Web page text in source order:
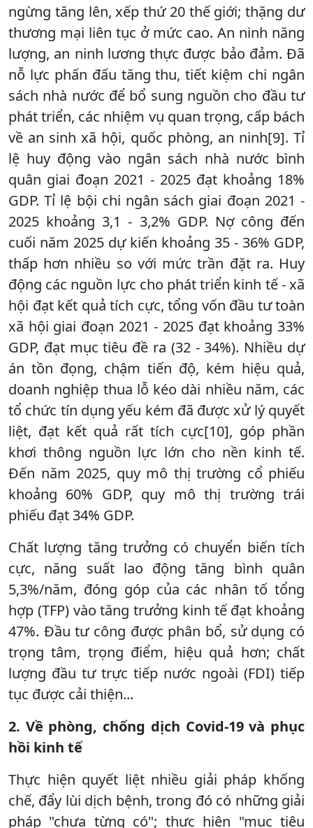
ngừng tăng lên, xếp thứ 20 thế giới; thặng dư
thương mại liên tục ở mức cao. An ninh năng
lượng, an ninh lương thực được bảo đảm. Đã
nỗ lực phấn đấu tăng thu, tiết kiệm chi ngân
sách nhà nước để bổ sung nguồn cho đầu tư
phát triển, các nhiệm vụ quan trọng, cấp bách
về an sinh xã hội, quốc phòng, an ninh[9]. Tỉ
lệ huy động vào ngân sách nhà nước bình
quân giai đoạn 2021 - 2025 đạt khoảng 18%
GDP. Tỉ lệ bội chi ngân sách giai đoạn 2021 -
2025 khoảng 3,1 - 3,2% GDP. Nợ công đến
cuối năm 2025 dự kiến khoảng 35 - 36% GDP,
thấp hơn nhiều so với mức trần đặt ra. Huy
động các nguồn lực cho phát triển kinh tế - xã
hội đạt kết quả tích cực, tổng vốn đầu tư toàn
xã hội giai đoạn 2021 - 2025 đạt khoảng 33%
GDP, đạt mục tiêu đề ra (32 - 34%). Nhiều dự
án tồn đọng, chậm tiến độ, kém hiệu quả,
doanh nghiệp thua lỗ kéo dài nhiều năm, các
tổ chức tín dụng yếu kém đã được xử lý quyết
liệt, đạt kết quả rất tích cực[10], góp phần
khơi thông nguồn lực lớn cho nền kinh tế.
Đến năm 2025, quy mô thị trường cổ phiếu
khoảng 60% GDP, quy mô thị trường trái
phiếu đạt 34% GDP.
Chất lượng tăng trưởng có chuyển biến tích
cực, năng suất lao động tăng bình quân
5,3%/năm, đóng góp của các nhân tố tổng
hợp (TFP) vào tăng trưởng kinh tế đạt khoảng
47%. Đầu tư công được phân bổ, sử dụng có
trọng tâm, trọng điểm, hiệu quả hơn; chất
lượng đầu tư trực tiếp nước ngoài (FDI) tiếp
tục được cải thiện...
2. Về phòng, chống dịch Covid-19 và phục
hồi kinh tế
Thực hiện quyết liệt nhiều giải pháp khống
chế, đẩy lùi dịch bệnh, trong đó có những giải
pháp "chưa từng có"; thực hiện "mục tiêu